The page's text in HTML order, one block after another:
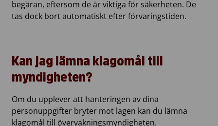
begäran, eftersom de är viktiga för säkerheten. De
tas dock bort automatiskt efter förvaringstiden.
Kan jag lämna klagomål till
myndigheten?
Om du upplever att hanteringen av dina
personuppgifter bryter mot lagen kan du lämna
klagomål till övervakningsmyndigheten.